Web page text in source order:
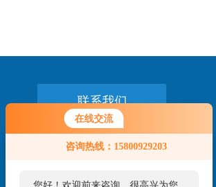
在线交流
咨询热线：15800929203
联系我们
24小时热线：